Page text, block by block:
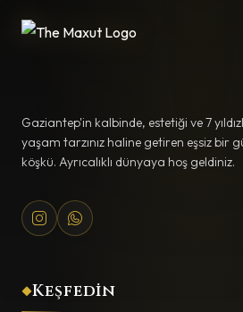
Gaziantep'in kalbinde, estetiği ve 7
yaşam tarzınız haline getiren eşsiz bir
köşkü. Ayrıcalıklı dünyaya hoş geldiniz.
Keşfedin